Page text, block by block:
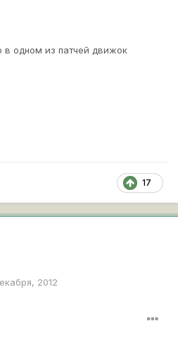
в одном из патчей движок
17
2012